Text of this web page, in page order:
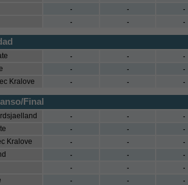
-
- -
-
- -
Kralove
- - -
-
- -
-
- -
Final
Kralove
- - -
-
- -
-
- -
-
- -
-
- -
-
- -